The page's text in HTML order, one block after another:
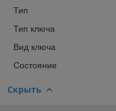
Тип
Тип ключа
Вид ключа
Состояние
Скрыть